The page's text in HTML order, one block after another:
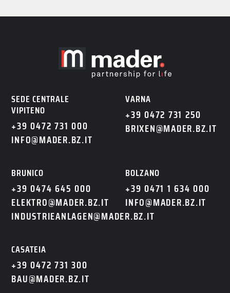
LAVORA CON NOI
BENEFITS
OFFERTE DI LAVORO
LAVORA CON NOI
SEDE CENTRALE
VIPITENO
+39 0472 731 000
INFO@MADER.BZ.IT
VARNA
+39 0472 731 250
BRIXEN@MADER.BZ.IT
BRUNICO
+39 0474 645 000
ELEKTRO@MADER.BZ.IT
INDUSTRIEANLAGEN@MADER.BZ.IT
BOLZANO
+39 0471 1 634 000
INFO@MADER.BZ.IT
CASATEIA
+39 0472 731 300
BAU@MADER.BZ.IT